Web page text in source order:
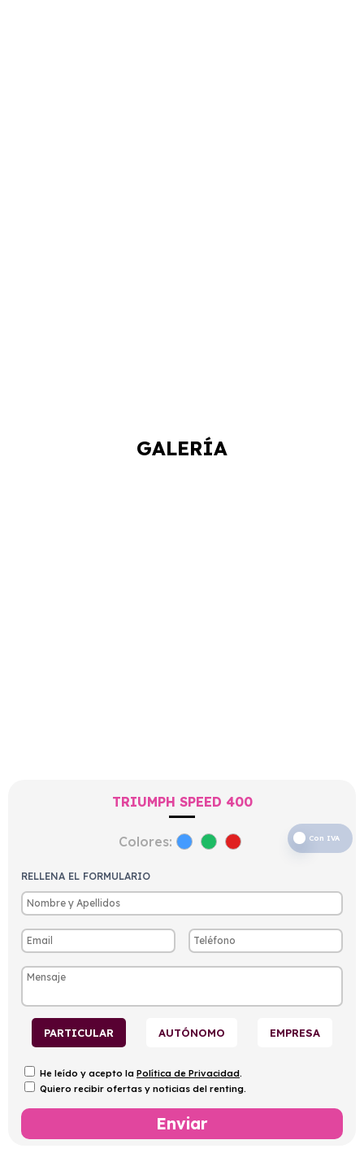
GALERÍA
TRIUMPH SPEED 400
Con IVA
Colores:
RELLENA EL FORMULARIO
PARTICULAR AUTÓNOMO EMPRESA
He leído y acepto la Política de Privacidad.
Quiero recibir ofertas y noticias del renting.